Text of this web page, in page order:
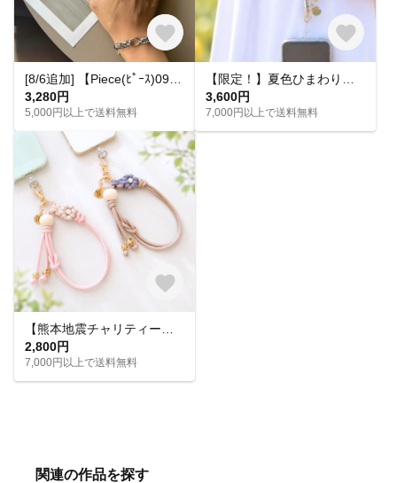
3,280円
5,000円以上で送料無料
3,600円
7,000円以上で送料無料
2,800円
7,000円以上で送料無料
関連の作品を探す